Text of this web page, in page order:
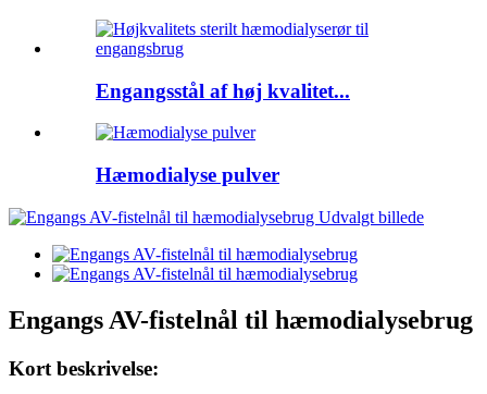
Engangsstål af høj kvalitet...
Hæmodialyse pulver
Engangs AV-fistelnål til hæmodialysebrug
Kort beskrivelse: